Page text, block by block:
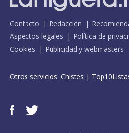
Contacto Redacción
Aspectos legales
Política de
Cookies
Publicidad y webmasters
Otros servicios: Chistes |